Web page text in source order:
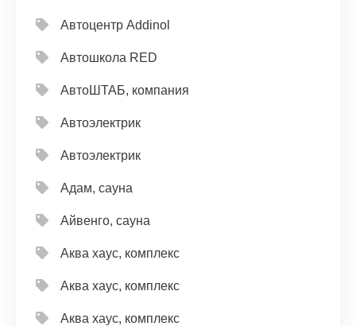
Автоцентр Addinol
Автошкола RED
АвтоШТАБ, компания
Автоэлектрик
Автоэлектрик
Адам, сауна
Айвенго, сауна
Аква хаус, комплекс
Аква хаус, комплекс
Аква хаус, комплекс